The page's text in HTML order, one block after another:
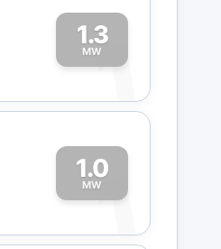
1.3
MW
1
1.0
MW
1